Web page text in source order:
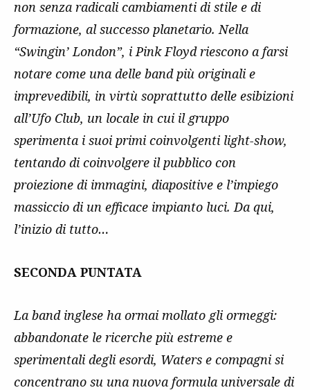
non senza radicali cambiamenti di stile e di
formazione, al successo planetario. Nella
“Swingin’ London”, i Pink Floyd riescono a farsi
notare come una delle band più originali e
imprevedibili, in virtù soprattutto delle esibizioni
all’Ufo Club, un locale in cui il gruppo
sperimenta i suoi primi coinvolgenti light-show,
tentando di coinvolgere il pubblico con
proiezione di immagini, diapositive e l’impiego
massiccio di un efficace impianto luci. Da qui,
l’inizio di tutto…
SECONDA PUNTATA
La band inglese ha ormai mollato gli ormeggi:
abbandonate le ricerche più estreme e
sperimentali degli esordi, Waters e compagni si
concentrano su una nuova formula universale di